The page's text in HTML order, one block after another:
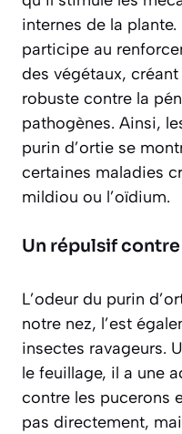
internes de la
participe au
des végétaux,
robuste contre la
pathogènes. Ainsi,
purin d’ortie se
certaines maladies
mildiou ou l’oïdium.
Un répulsif
L’odeur du purin
notre nez, l’est
insectes ravageurs.
le feuillage, il a une
contre les pucerons
pas directement,